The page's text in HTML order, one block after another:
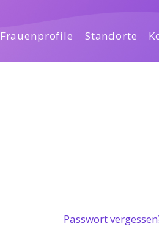
Frauenprofile Standorte
Passwort